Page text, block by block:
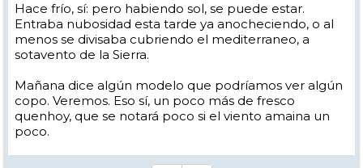
Hace frío, sí: pero habiendo sol, se puede estar.
Entraba nubosidad esta tarde ya anocheciendo, o al
menos se divisaba cubriendo el mediterraneo, a
sotavento de la Sierra.
Mañana dice algún modelo que podríamos ver algún
copo. Veremos. Eso sí, un poco más de fresco
quenhoy, que se notará poco si el viento amaina un
poco.